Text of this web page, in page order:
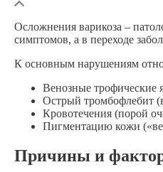
Осложнения варикоза –
симптомов, а в переходе
К основным нарушениям
Венозные трофические
Острый тромбофлебит
Кровотечения (порой
Пигментацию кожи
Причины и